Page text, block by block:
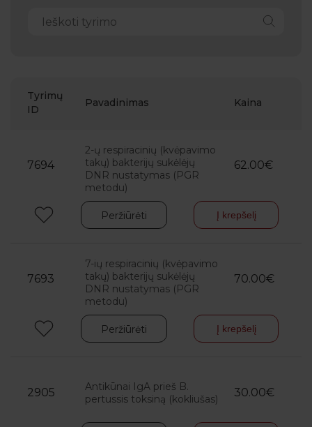
Tyrimų
ID
Pavadinimas Kaina
7694
2-ų respiracinių (kvėpavimo
takų) bakterijų sukėlėjų
DNR nustatymas (PGR
metodu)
62.00€
Peržiūrėti Į krepšelį
7693
7-ių respiracinių (kvėpavimo
takų) bakterijų sukėlėjų
DNR nustatymas (PGR
metodu)
70.00€
Peržiūrėti Į krepšelį
2905
Antikūnai IgA prieš B.
pertussis toksiną (kokliušas)
30.00€